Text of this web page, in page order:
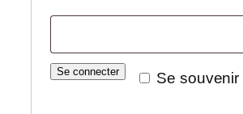
Se souvenir
Se connecter